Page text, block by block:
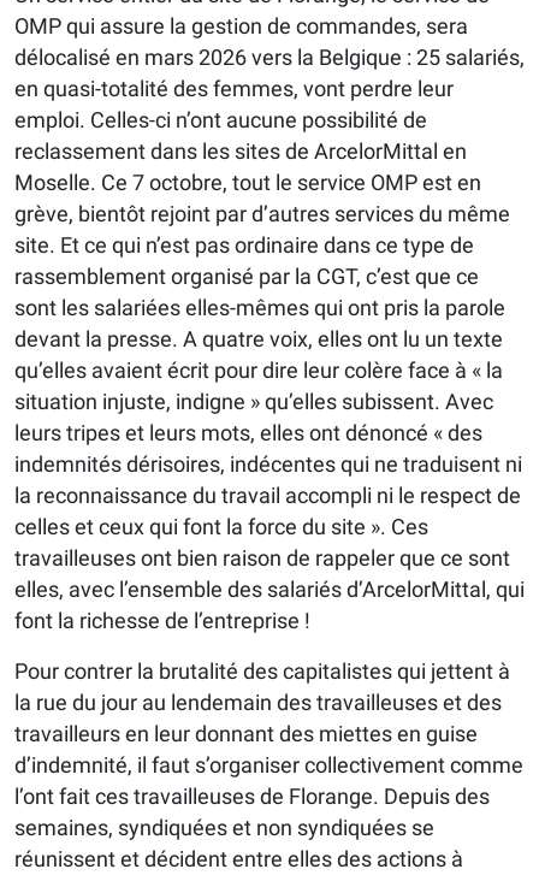
OMP qui assure la gestion de commandes, sera
délocalisé en mars 2026 vers la Belgique : 25 salariés,
en quasi-totalité des femmes, vont perdre leur
emploi. Celles-ci n’ont aucune possibilité de
reclassement dans les sites de ArcelorMittal en
Moselle. Ce 7 octobre, tout le service OMP est en
grève, bientôt rejoint par d’autres services du même
site. Et ce qui n’est pas ordinaire dans ce type de
rassemblement organisé par la CGT, c’est que ce
sont les salariées elles-mêmes qui ont pris la parole
devant la presse. A quatre voix, elles ont lu un texte
qu’elles avaient écrit pour dire leur colère face à « la
situation injuste, indigne » qu’elles subissent. Avec
leurs tripes et leurs mots, elles ont dénoncé « des
indemnités dérisoires, indécentes qui ne traduisent ni
la reconnaissance du travail accompli ni le respect de
celles et ceux qui font la force du site ». Ces
travailleuses ont bien raison de rappeler que ce sont
elles, avec l’ensemble des salariés d’ArcelorMittal, qui
font la richesse de l’entreprise !
Pour contrer la brutalité des capitalistes qui jettent à
la rue du jour au lendemain des travailleuses et des
travailleurs en leur donnant des miettes en guise
d’indemnité, il faut s’organiser collectivement comme
l’ont fait ces travailleuses de Florange. Depuis des
semaines, syndiquées et non syndiquées se
réunissent et décident entre elles des actions à